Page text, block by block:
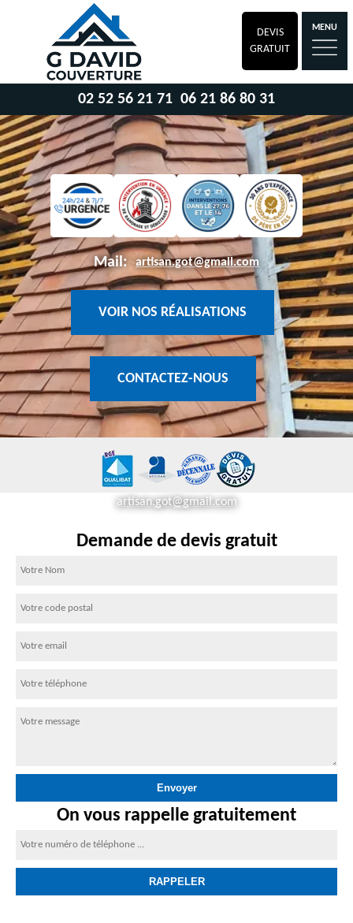
DEVIS
GRATUIT
MENU
02 52 56 21 71 06 21 86 80 31
Mail: artisan.got@gmail.com
VOIR NOS RÉALISATIONS
CONTACTEZ-NOUS
artisan.got@gmail.com
Demande de devis gratuit
On vous rappelle gratuitement